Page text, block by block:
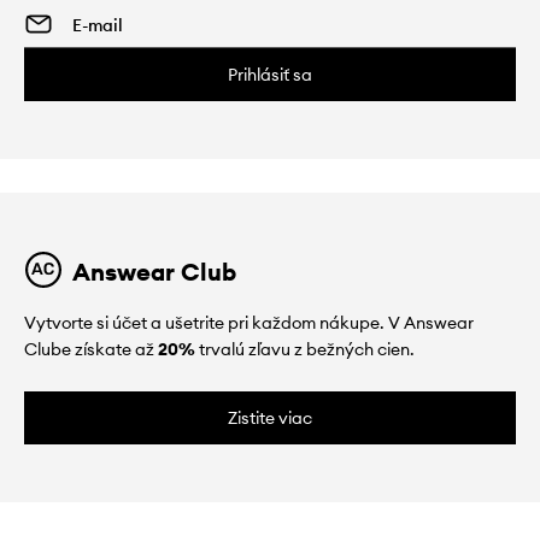
Prihlásiť sa
Answear Club
Vytvorte si účet a ušetrite pri každom nákupe. V Answear
Clube získate až20%trvalú zľavu z bežných cien.
Zistite viac